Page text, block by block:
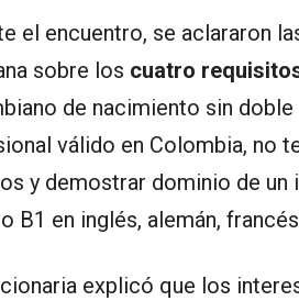
el encuentro, se aclararon
sobre los cuatro
de nacimiento sin
válido en Colombia, no
y demostrar dominio de
B1 en inglés, alemán,
explicó que los